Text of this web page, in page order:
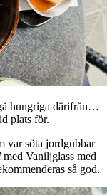
hungriga därifrån…
plats för.
var söta jordgubbar
med Vaniljglass med
så god.